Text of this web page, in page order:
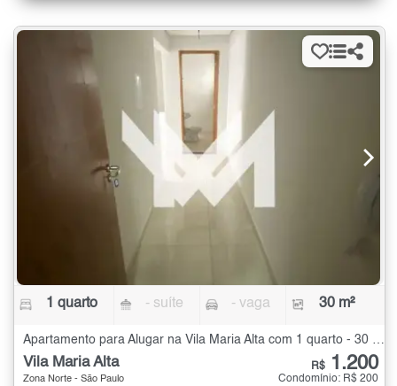
1 quarto - suíte - vaga 30 m²
Apartamento para Alugar na Vila Maria Alta com 1 quarto - 30 m²
Vila Maria Alta
Zona Norte - São Paulo
R$ 1.200
Condomínio: R$ 200